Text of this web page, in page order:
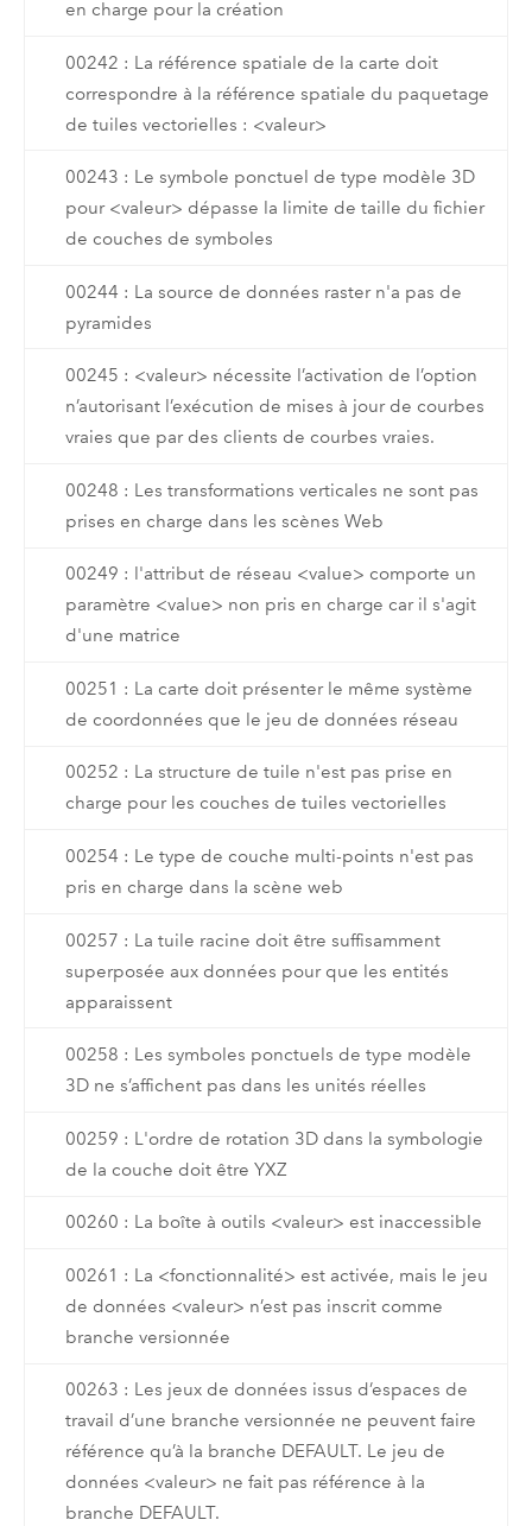
en charge pour la création
00242 : La référence spatiale de la carte doit
correspondre à la référence spatiale du paquetage
de tuiles vectorielles : <valeur>
00243 : Le symbole ponctuel de type modèle 3D
pour <valeur> dépasse la limite de taille du fichier
de couches de symboles
00244 : La source de données raster n'a pas de
pyramides
00245 : <valeur> nécessite l’activation de l’option
n’autorisant l’exécution de mises à jour de courbes
vraies que par des clients de courbes vraies.
00248 : Les transformations verticales ne sont pas
prises en charge dans les scènes Web
00249 : l'attribut de réseau <value> comporte un
paramètre <value> non pris en charge car il s'agit
d'une matrice
00251 : La carte doit présenter le même système
de coordonnées que le jeu de données réseau
00252 : La structure de tuile n'est pas prise en
charge pour les couches de tuiles vectorielles
00254 : Le type de couche multi-points n'est pas
pris en charge dans la scène web
00257 : La tuile racine doit être suffisamment
superposée aux données pour que les entités
apparaissent
00258 : Les symboles ponctuels de type modèle
3D ne s’affichent pas dans les unités réelles
00259 : L'ordre de rotation 3D dans la symbologie
de la couche doit être YXZ
00260 : La boîte à outils <valeur> est inaccessible
00261 : La <fonctionnalité> est activée, mais le jeu
de données <valeur> n’est pas inscrit comme
branche versionnée
00263 : Les jeux de données issus d’espaces de
travail d’une branche versionnée ne peuvent faire
référence qu’à la branche DEFAULT. Le jeu de
données <valeur> ne fait pas référence à la
branche DEFAULT.